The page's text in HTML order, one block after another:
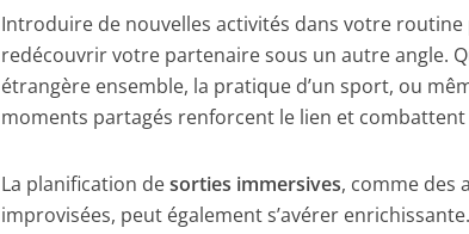
Introduire de nouvelles activités dans votre
redécouvrir votre partenaire sous un autre angle.
étrangère ensemble, la pratique d’un sport, ou
moments partagés renforcent le lien et combattent
La planification desorties immersives, comme des
improvisées, peut également s’avérer